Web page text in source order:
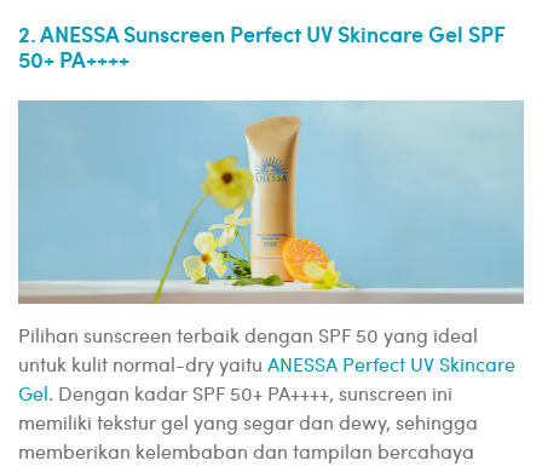
2. ANESSA Sunscreen Perfect UV Skincare Gel SPF
50+ PA++++
Pilihan sunscreen terbaik dengan SPF 50 yang ideal
untuk kulit normal-dry yaitu ANESSA Perfect UV Skincare
Gel. Dengan kadar SPF 50+ PA++++, sunscreen ini
memiliki tekstur gel yang segar dan dewy, sehingga
memberikan kelembaban dan tampilan bercahaya